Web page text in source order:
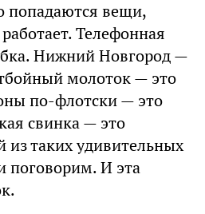
попадаются вещи,
Телефонная
Нижний Новгород —
молоток — это
по-флотски — это
свинка — это
из таких удивительных
поговорим. И эта